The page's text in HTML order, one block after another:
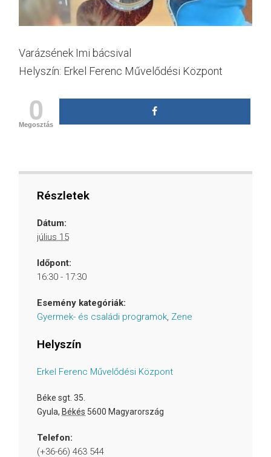
Varázsének Imi bácsival
Helyszín: Erkel Ferenc Művelődési Központ
0
Megosztás
Részletek
Dátum:
július 15
Időpont:
16:30 - 17:30
Esemény kategóriák:
Gyermek- és családi programok, Zene
Helyszín
Erkel Ferenc Művelődési Központ
Béke sgt. 35.
Gyula, Békés 5600 Magyarország
Telefon:
(+36-66) 463 544